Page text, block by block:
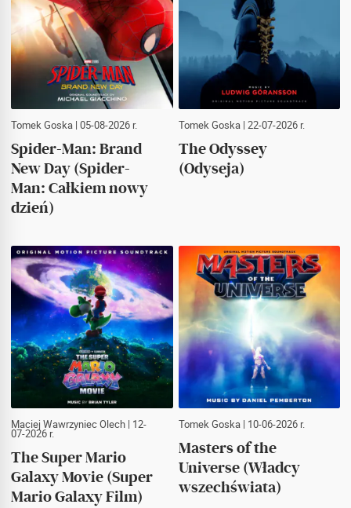
Tomek Goska | 05-08-2026 r.
Spider-Man: Brand
New Day (Spider-
Man: Całkiem nowy
dzień)
Tomek Goska| 22-07-2026 r.
The Odyssey
(Odyseja)
Maciej Wawrzyniec Olech | 12-
07-2026 r.
The Super Mario
Galaxy Movie (Super
Mario Galaxy Film)
Tomek Goska| 10-06-2026 r.
Masters of the
Universe (Władcy
wszechświata)